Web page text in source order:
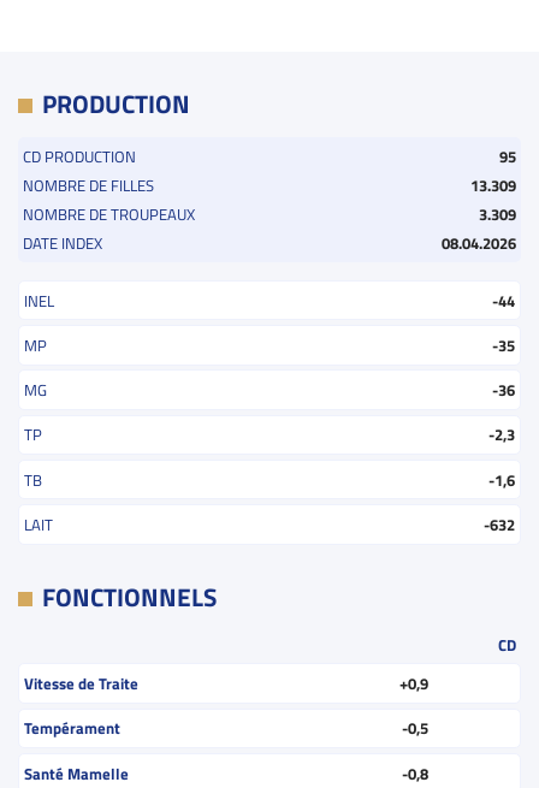
PRODUCTION
CD PRODUCTION
95
NOMBRE DE FILLES
13.309
NOMBRE DE TROUPEAUX
3.309
DATE INDEX
08.04.2026
INEL
-44
MP
-35
MG
-36
TP
-2,3
TB
-1,6
LAIT
-632
FONCTIONNELS
CD
Vitesse de Traite
+0,9
Tempérament
-0,5
Santé Mamelle
-0,8